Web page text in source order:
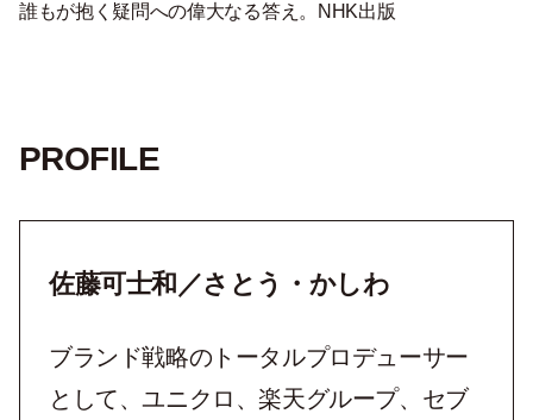
誰もが抱く疑問への偉大なる答え。NHK出版
PROFILE
佐藤可士和／さとう・かしわ
ブランド戦略のトータルプロデューサー
として、ユニクロ、楽天グループ、セブ